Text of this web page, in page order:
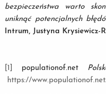
bezpieczeństwa warto
uniknąć potencjalnych
Intrum, Justyna Krysiewicz-
[1] populationof.net
https://